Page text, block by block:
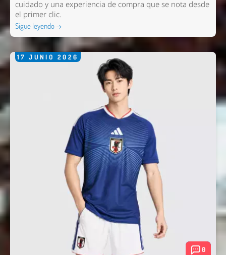
cuidado y una experiencia de compra que se nota desde
el primer clic.
Sigue leyendo →
17 JUNIO 2026
0